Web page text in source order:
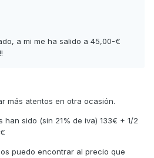
a mi me ha salido a 45,00-€
más atentos en otra ocasión.
sido (sin 21% de iva) 133€ + 1/2
puedo encontrar al precio que